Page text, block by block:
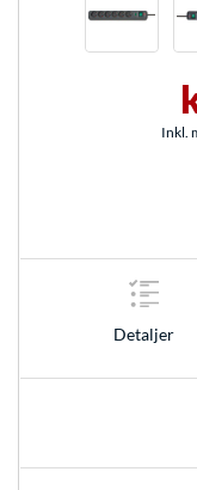
Inkl.
Detaljer